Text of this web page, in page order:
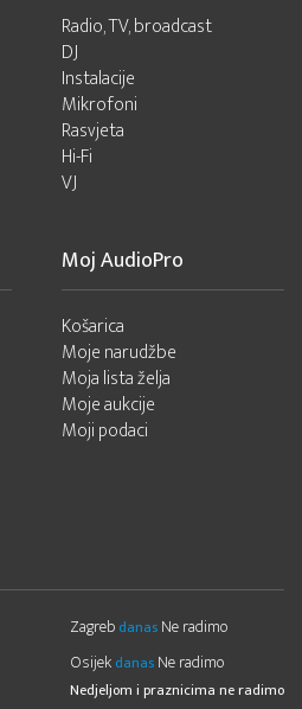
Radio, TV, broadcast
DJ
Instalacije
Mikrofoni
Rasvjeta
Hi-Fi
VJ
Moj AudioPro
Košarica
Moje narudžbe
Moja lista želja
Moje aukcije
Moji podaci
Zagreb danas Ne radimo
Osijek danas Ne radimo
Nedjeljom i praznicima ne radimo